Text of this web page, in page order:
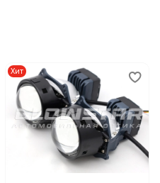
Хит